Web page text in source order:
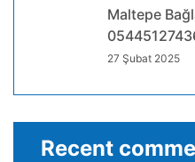
Maltepe
27 Şubat 2025
Recent